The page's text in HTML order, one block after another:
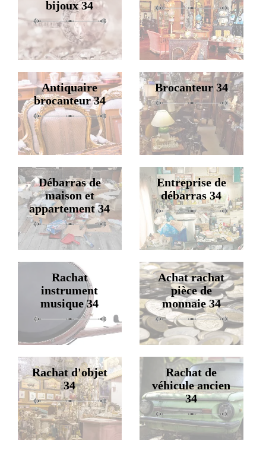
bijoux 34
Antiquaire
brocanteur 34
Brocanteur 34
Débarras de
maison et
appartement 34
Entreprise de
débarras 34
Rachat
instrument
musique 34
Achat rachat
pièce de
monnaie 34
Rachat d'objet
34
Rachat de
véhicule ancien
34